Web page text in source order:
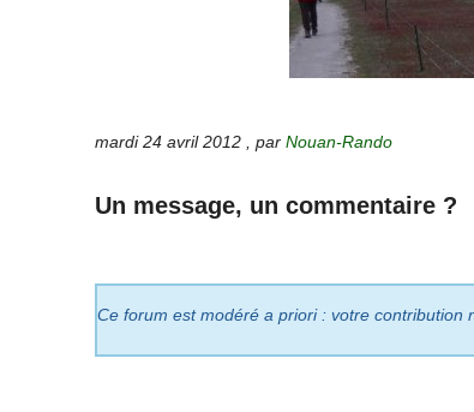
mardi 24 avril 2012 ,parNouan-Rando
Un message, un commentaire ?
Ce forum est modéré a priori : votre contribution